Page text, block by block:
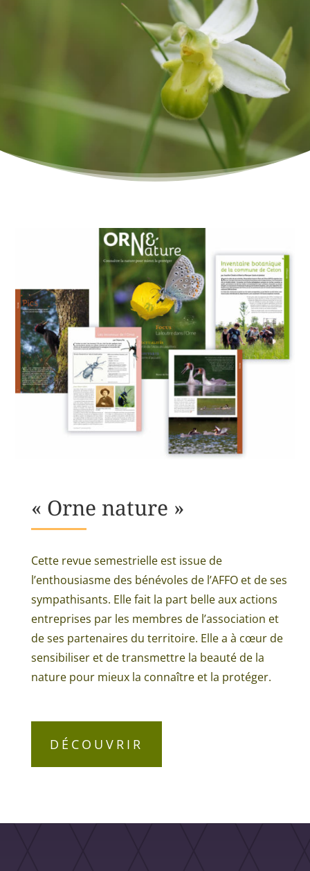
« Orne nature »
Cette revue semestrielle est issue de
l’enthousiasme des bénévoles de l’AFFO et de ses
sympathisants. Elle fait la part belle aux actions
entreprises par les membres de l’association et
de ses partenaires du territoire. Elle a à cœur de
sensibiliser et de transmettre la beauté de la
nature pour mieux la connaître et la protéger.
DÉCOUVRIR